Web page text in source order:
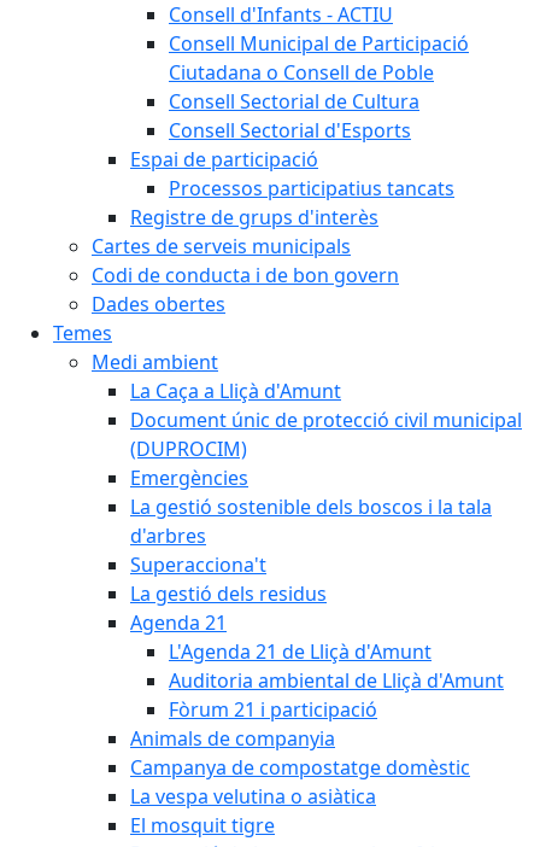
Consell d'Infants - ACTIU
Consell Municipal de Participació
Ciutadana o Consell de Poble
Consell Sectorial de Cultura
Consell Sectorial d'Esports
Espai de participació
Processos participatius tancats
Registre de grups d'interès
Cartes de serveis municipals
Codi de conducta i de bon govern
Dades obertes
Temes
Medi ambient
La Caça a Lliçà d'Amunt
Document únic de protecció civil municipal
(DUPROCIM)
Emergències
La gestió sostenible dels boscos i la tala
d'arbres
Superacciona't
La gestió dels residus
Agenda 21
L'Agenda 21 de Lliçà d'Amunt
Auditoria ambiental de Lliçà d'Amunt
Fòrum 21 i participació
Animals de companyia
Campanya de compostatge domèstic
La vespa velutina o asiàtica
El mosquit tigre